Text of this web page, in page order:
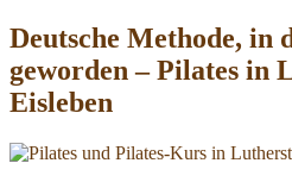
Deutsche Methode, in
geworden – Pilates in
Eisleben